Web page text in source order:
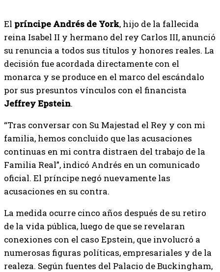
El príncipe Andrés de York, hijo de la fallecida
reina Isabel II y hermano del rey Carlos III, anunció
su renuncia a todos sus títulos y honores reales. La
decisión fue acordada directamente con el
monarca y se produce en el marco del escándalo
por sus presuntos vínculos con el financista
Jeffrey Epstein.
“Tras conversar con Su Majestad el Rey y con mi
familia, hemos concluido que las acusaciones
continuas en mi contra distraen del trabajo de la
Familia Real”, indicó Andrés en un comunicado
oficial. El príncipe negó nuevamente las
acusaciones en su contra.
La medida ocurre cinco años después de su retiro
de la vida pública, luego de que se revelaran
conexiones con el caso Epstein, que involucró a
numerosas figuras políticas, empresariales y de la
realeza. Según fuentes del Palacio de Buckingham,